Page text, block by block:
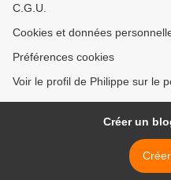
C.G.U.
Cookies et données
Préférences cookies
Voir le profil de Philippe sur le
Créer un